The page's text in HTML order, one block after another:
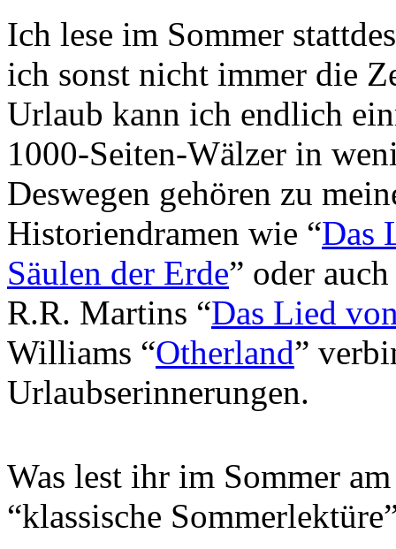
Ich lese im Sommer
ich sonst nicht immer die
Urlaub kann ich endlich
1000-Seiten-Wälzer in
Deswegen gehören zu
Historiendramen wie “Das
Säulen der Erde” oder
R.R. Martins “Das Lied
Williams “Otherland”
Urlaubserinnerungen.
Was lest ihr im Sommer
“klassische